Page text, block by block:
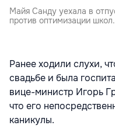
Майя Санду уехала в
против оптимизации
Ранее ходили слухи,
свадьбе и была
вице-министр Игорь
что его
каникулы.